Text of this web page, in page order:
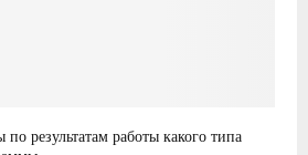
результатам работы какого типа